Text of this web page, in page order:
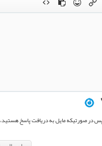
پس در صورتیکه مایل به دریافت پاسخ هستید،